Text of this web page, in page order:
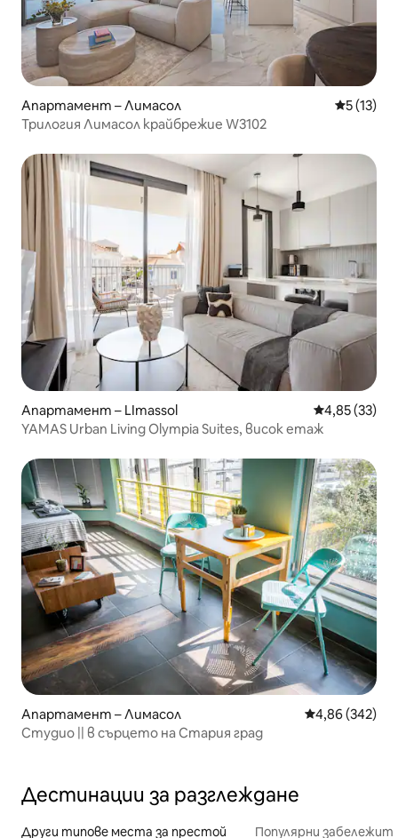
Апартамент – Лимасол Средна
5 (13)
Трилогия Лимасол крайбрежие W3102
Апартамент – LImassol Средна
4,85 (33)
YAMAS Urban Living Olympia Suites, висок етаж
Апартамент – Лимасол Средна
4,86 (342)
Студио || в сърцето на Стария град
Дестинации за разглеждане
Други типове места за престой Популярни